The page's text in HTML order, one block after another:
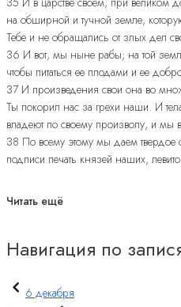
на обширной и тучной земле,
Тебе и не обращались от злых дел
36 И вот, мы ныне рабы; на той
чтобы питаться ее плодами и ее
37 И произведения свои она во
Ты покорил нас за грехи наши. И
владеют по своему произволу, и мы
38 По всему этому мы даем твердое
подписи печать князей наших,
Читать ещё
Навигация по
6 декабря